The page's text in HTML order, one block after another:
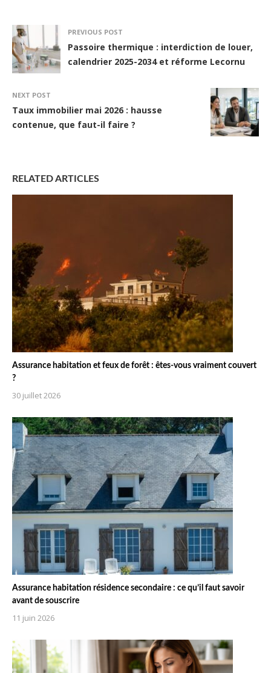
PREVIOUS POST
Passoire thermique : interdiction de louer,
calendrier 2025-2034 et réforme Lecornu
NEXT POST
Taux immobilier mai 2026 : hausse
contenue, que faut-il faire ?
RELATED ARTICLES
Assurance habitation et feux de forêt : êtes-vous vraiment couvert
?
30 juillet 2026
Assurance habitation résidence secondaire : ce qu’il faut savoir
avant de souscrire
11 juin 2026